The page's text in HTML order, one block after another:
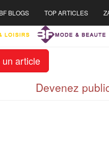
article
BF BLOGS TOP ARTICLES
Devenez